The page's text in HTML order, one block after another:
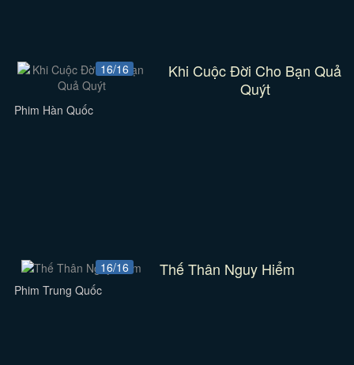
16/16
Khi Cuộc Đời Cho Bạn Quả
Quýt
Phim Hàn Quốc
16/16 Thế Thân Nguy Hiểm
Phim Trung Quốc